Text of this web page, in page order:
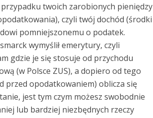
twoich zarobionych pieniędzy
czyli twój dochód (środki
pomniejszonemu o podatek.
wymyślił emerytury, czyli
gdzie je się stosuje od przychodu
(w Polsce ZUS), a dopiero od tego
przed opodatkowaniem) oblicza się
jest tym czym możesz swobodnie
lub bardziej niezbędnych rzeczy